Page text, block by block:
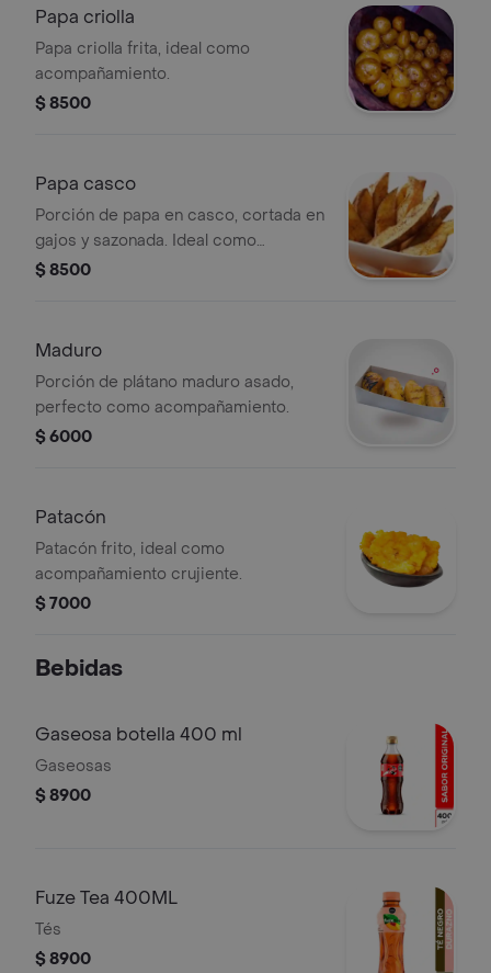
Papa criolla
Papa criolla frita, ideal como
acompañamiento.
$ 8500
Papa casco
Porción de papa en casco, cortada en
gajos y sazonada. Ideal como
acompañamiento.
$ 8500
Maduro
Porción de plátano maduro asado,
perfecto como acompañamiento.
$ 6000
Patacón
Patacón frito, ideal como
acompañamiento crujiente.
$ 7000
Bebidas
Gaseosa botella 400 ml
Gaseosas
$ 8900
Fuze Tea 400ML
Tés
$ 8900